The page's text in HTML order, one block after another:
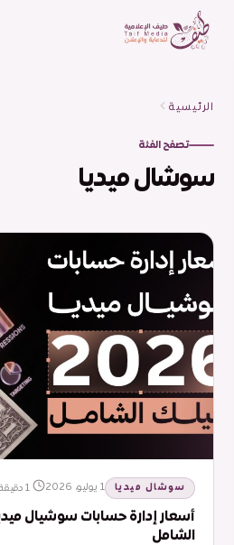
الرئيسية
تصفح الفئة
سوشال ميديا
سوشال ميديا 1 يوليو، 2026 1 دقيقة قراءة
الشامل